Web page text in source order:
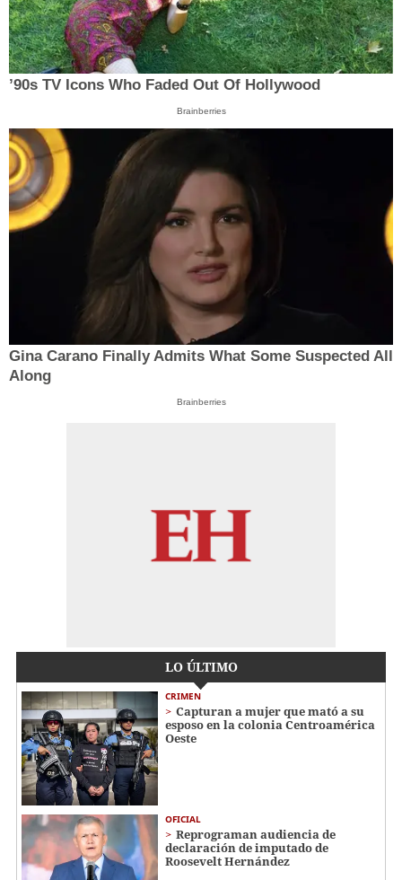
’90s TV Icons Who Faded Out Of Hollywood
Brainberries
Gina Carano Finally Admits What Some Suspected All
Along
Brainberries
LO ÚLTIMO
CRIMEN
Capturan a mujer que mató a su
esposo en la colonia Centroamérica
Oeste
OFICIAL
Reprograman audiencia de
declaración de imputado de
Roosevelt Hernández